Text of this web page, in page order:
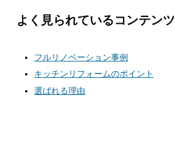
よく見られているコンテンツ
フルリノベーション事例
キッチンリフォームのポイント
選ばれる理由